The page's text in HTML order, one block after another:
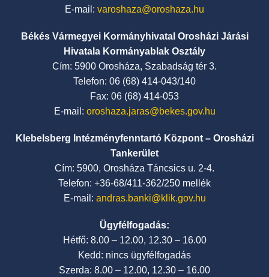
E-mail: varoshaza@oroshaza.hu
Békés Vármegyei Kormányhivatal Orosházi Járási
Hivatala Kormányablak Osztály
Cím: 5900 Orosháza, Szabadság tér 3.
Telefon: 06 (68) 414-043/140
Fax: 06 (68) 414-053
E-mail: oroshaza.jaras@bekes.gov.hu
Klebelsberg Intézményfenntartó Központ – Orosházi
Tankerület
Cím: 5900, Orosháza Táncsics u. 2-4.
Telefon: +36-68/411-362/250 mellék
E-mail: andras.banki@klik.gov.hu
Ügyfélfogadás:
Hétfő: 8.00 – 12.00, 12.30 – 16.00
Kedd: nincs ügyfélfogadás
Szerda: 8.00 – 12.00, 12.30 – 16.00